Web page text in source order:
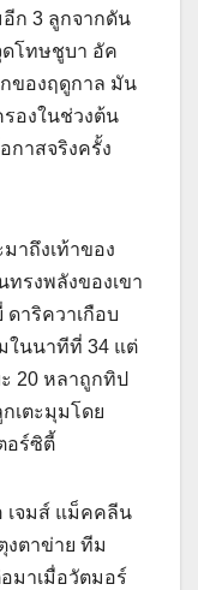
อีก 3 ลูกจากดัน
ดโทษชูบา อัค
ของฤดูกาล มัน
องในช่วงต้น
กาสจริงครั้ง
าถึงเท้าของ
รงพลังของเขา
ดาริควาเกือบ
ในนาทีที่ 34 แต่
20 หลาถูกทิป
เตะมุมโดย
อร์ซิตี้
เจมส์ แม็คคลีน
งตาข่าย ทีม
มาเมื่อวัตมอร์